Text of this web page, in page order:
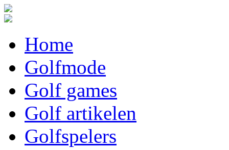
Home
Golfmode
Golf games
Golf artikelen
Golfspelers